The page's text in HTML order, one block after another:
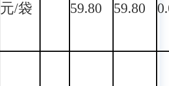
元/袋 59.80 59.80